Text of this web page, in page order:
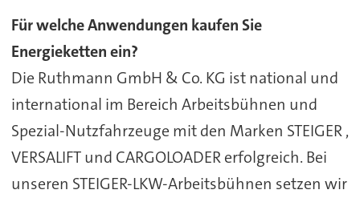
Für welche Anwendungen kaufen Sie
Energieketten ein?
Die Ruthmann GmbH & Co. KG ist national und
international im Bereich Arbeitsbühnen und
Spezial-Nutzfahrzeuge mit den Marken STEIGER ,
VERSALIFT und CARGOLOADER erfolgreich. Bei
unseren STEIGER-LKW-Arbeitsbühnen setzen wir